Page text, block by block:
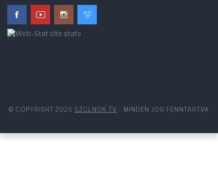
© COPYRIGHT 2026 SZOLNOK TV - MINDEN JOG FENNTARTVA